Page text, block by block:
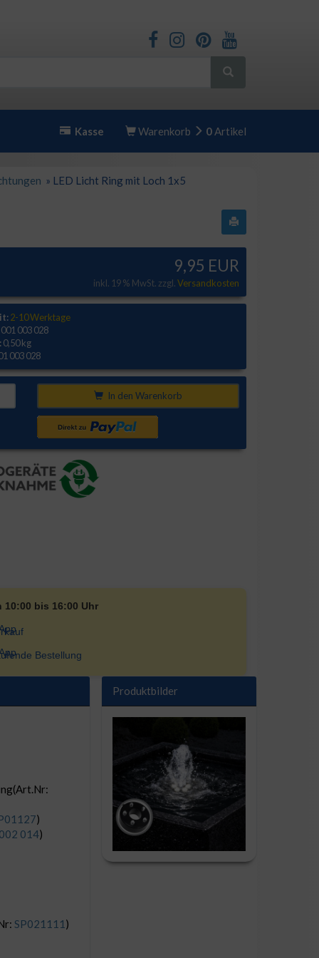
Kasse Warenkorb 0 Artikel
» LED Licht Ring mit Loch 1x5
9,95 EUR
inkl. 19 % MwSt. zzgl.Versandkosten
2-10 Werktage
003 028
0,50 kg
003 028
In den Warenkorb
10:00 bis 16:00 Uhr
Bestellung
Produktbilder
)
014)
SP021111 )